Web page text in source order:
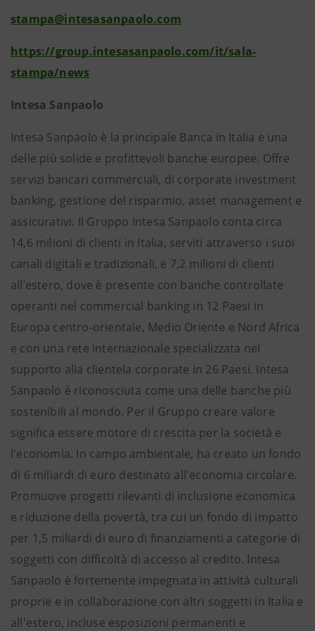
stampa@intesasanpaolo.com
https://group.intesasanpaolo.com/it/sala-
stampa/news
Intesa Sanpaolo
Intesa Sanpaolo è la principale Banca in Italia e una
delle più solide e profittevoli banche europee. Offre
servizi bancari commerciali, di corporate investment
banking, gestione del risparmio, asset management e
assicurativi. Il Gruppo Intesa Sanpaolo conta circa
14,6 milioni di clienti in Italia, serviti attraverso i suoi
canali digitali e tradizionali, e 7,2 milioni di clienti
all’estero, dove è presente con banche controllate
operanti nel commercial banking in 12 Paesi in
Europa centro-orientale, Medio Oriente e Nord Africa
e con una rete internazionale specializzata nel
supporto alla clientela corporate in 26 Paesi. Intesa
Sanpaolo è riconosciuta come una delle banche più
sostenibili al mondo. Per il Gruppo creare valore
significa essere motore di crescita per la società e
l'economia. In campo ambientale, ha creato un fondo
di 6 miliardi di euro destinato all'economia circolare.
Promuove progetti rilevanti di inclusione economica
e riduzione della povertà, tra cui un fondo di impatto
per 1,5 miliardi di euro di finanziamenti a categorie di
soggetti con difficoltà di accesso al credito. Intesa
Sanpaolo è fortemente impegnata in attività culturali
proprie e in collaborazione con altri soggetti in Italia e
all'estero, incluse esposizioni permanenti e